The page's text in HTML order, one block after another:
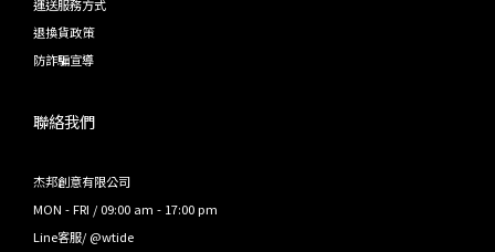
運送服務方式
退換貨政策
防詐騙宣導
聯絡我們
杰邦創意有限公司
MON - FRI / 09:00 am - 17:00 pm
Line客服/ @wtide